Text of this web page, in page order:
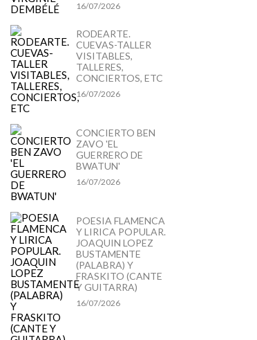
16/07/2026
RODEARTE.
CUEVAS-TALLER
VISITABLES,
TALLERES,
CONCIERTOS, ETC
16/07/2026
CONCIERTO BEN
ZAVO 'EL
GUERRERO DE
BWATUN'
16/07/2026
POESIA FLAMENCA
Y LIRICA POPULAR.
JOAQUIN LOPEZ
BUSTAMENTE
(PALABRA) Y
FRASKITO (CANTE
Y GUITARRA)
16/07/2026